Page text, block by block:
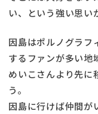
い、という強い思い
因島はポルノグラフ
するファンが多い地
めいこさんより先に
う。
因島に行けば仲間が